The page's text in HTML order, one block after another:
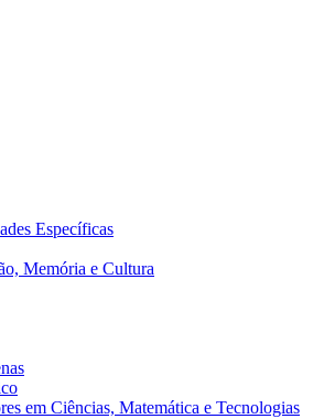
Específicas
Memória e Cultura
em Ciências, Matemática e Tecnologias